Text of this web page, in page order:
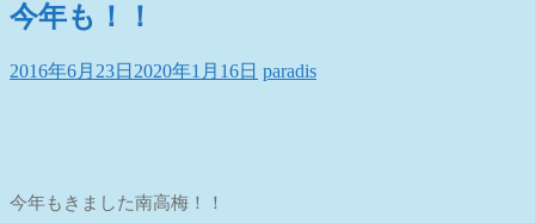
今年も！！
2016年6月23日 2020年1月16日 paradis
今年もきました南高梅！！